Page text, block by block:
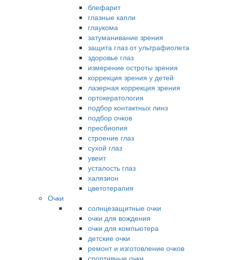
блефарит
глазные капли
глаукома
затуманивание зрения
защита глаз от ультрафиолета
здоровье глаз
измерение остроты зрения
коррекция зрения у детей
лазерная коррекция зрения
ортокератология
подбор контактных линз
подбор очков
пресбиопия
строение глаз
сухой глаз
увеит
усталость глаз
халязион
цветотерапия
Очки
солнцезащитные очки
очки для вождения
очки для компьютера
детские очки
ремонт и изготовление очков